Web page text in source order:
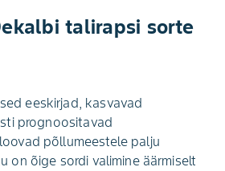
talirapsi sorte
eeskirjad, kasvavad
prognoositavad
põllumeestele palju
on õige sordi valimine äärmiselt